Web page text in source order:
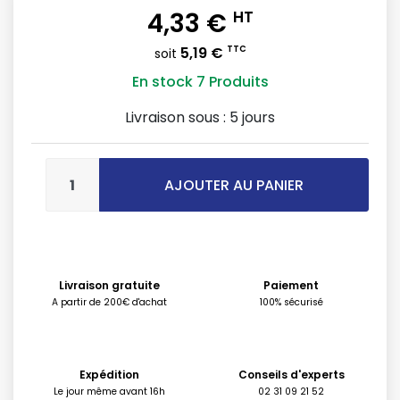
4,33 € HT
soit 5,19 € TTC
En stock 7 Produits
Livraison sous : 5 jours
AJOUTER AU PANIER
Livraison gratuite
A partir de 200€ d'achat
Paiement
100% sécurisé
Expédition
Le jour même avant 16h
Conseils d'experts
02 31 09 21 52